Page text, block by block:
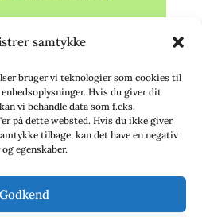
samtykke
bruger vi teknologier som cookies til
Hvis du giver dit
vi behandle data som f.eks.
på dette websted. Hvis du ikke giver
tilbage, kan det have en negativ
egenskaber.
Godkend
Translators
(Ö.)
(ÖC)
Übersetzer (VdÜ)